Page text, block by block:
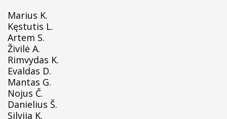
Marius K.
Kęstutis L.
Artem S.
Živilė A.
Rimvydas K.
Evaldas D.
Mantas G.
Nojus Č.
Danielius Š.
Silvija K.